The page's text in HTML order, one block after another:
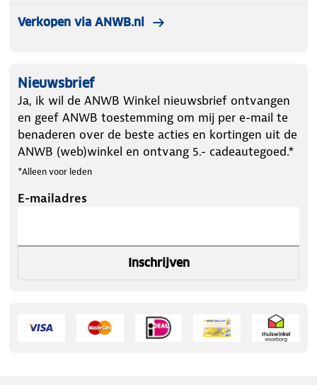
Verkopen via ANWB.nl
Nieuwsbrief
Ja, ik wil de ANWB Winkel nieuwsbrief ontvangen
en geef ANWB toestemming om mij per e-mail te
benaderen over de beste acties en kortingen uit de
ANWB (web)winkel en ontvang 5.- cadeautegoed.*
*Alleen voor leden
E-mailadres
Inschrijven